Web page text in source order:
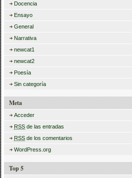
Docencia
Ensayo
General
Narrativa
newcat1
newcat2
Poesía
Sin categoría
Meta
Acceder
RSS de las entradas
RSS de los comentarios
WordPress.org
Top 5